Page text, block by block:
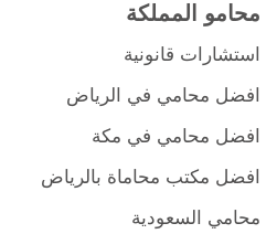
محامو المملكة
استشارات قانونية
افضل محامي في الرياض
افضل محامي في مكة
افضل مكتب محاماة بالرياض
محامي السعودية